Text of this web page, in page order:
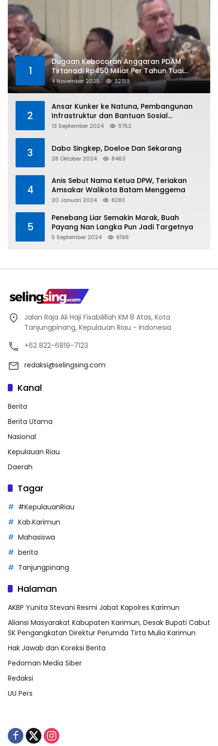
1
Dugaan Kebocoran Anggaran PDAM
Tirtanadi Rp450 Miliar Per Tahun Tuai
Kritikan
4 November 2025 32159
2
Ansar Kunker ke Natuna, Pembangunan
Infrastruktur dan Bantuan Sosial
Direalisasikan Hingga Pulau Tiga
13 September 2024 9752
3 Dabo Singkep, Doeloe Dan Sekarang
28 Oktober 2024 8463
4
Anis Sebut Nama Ketua DPW, Teriakan
Amsakar Walikota Batam Menggema
20 Januari 2024 8283
5
Penebang Liar Semakin Marak, Buah
Payang Nan Langka Pun Jadi Targetnya
5 September 2024 8196
Jalan Raja Ali Haji Fisabilillah KM 8 Atas, Kota
Tanjungpinang, Kepulauan Riau - Indonesia
+62 822-6819-7123
redaksi@selingsing.com
Kanal
Berita
Berita Utama
Nasional
Kepulauan Riau
Daerah
Tagar
#KepulauanRiau
Kab.Karimun
Mahasiswa
berita
Tanjungpinang
Halaman
AKBP Yunita Stevani Resmi Jabat Kapolres Karimun
Aliansi Masyarakat Kabupaten Karimun, Desak Bupati Cabut
SK Pengangkatan Direktur Perumda Tirta Mulia Karimun
Hak Jawab dan Koreksi Berita
Pedoman Media Siber
Redaksi
UU Pers